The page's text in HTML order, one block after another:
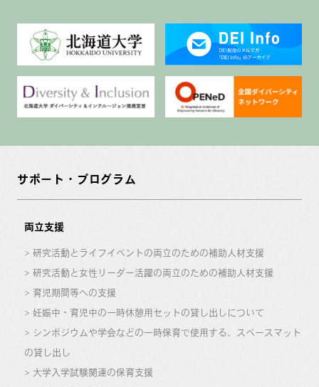
サポート・プログラム
両立支援
研究活動とライフイベントの両立のための補助人材支援
研究活動と女性リーダー活躍の両立のための補助人材支援
育児期間等への支援
妊娠中・育児中の一時休憩用セットの貸し出しについて
シンポジウムや学会などの一時保育で使用する、スペースマット
の貸し出し
大学入学試験関連の保育支援